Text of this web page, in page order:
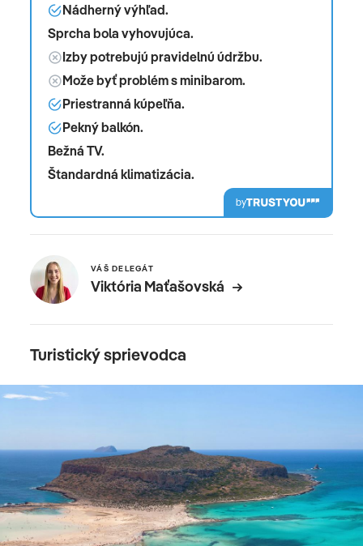
Nádherný výhľad.
Sprcha bola vyhovujúca.
Izby potrebujú pravidelnú údržbu.
Može byť problém s minibarom.
Priestranná kúpeľňa.
Pekný balkón.
Bežná TV.
Štandardná klimatizácia.
by
VÁŠ DELEGÁT
Viktória Maťašovská
Turistický sprievodca